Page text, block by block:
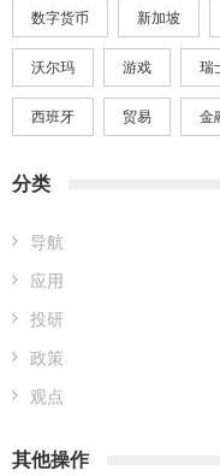
数字货币 新加坡
沃尔玛 游戏 瑞
西班牙 贸易 金
分类
导航
应用
投研
政策
观点
其他操作